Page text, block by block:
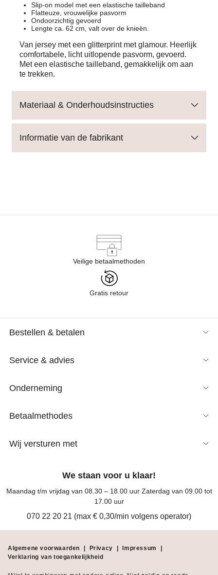
Slip-on model met een elastische tailleband
Flatteuze, vrouwelijke pasvorm
Ondoorzichtig gevoerd
Lengte ca. 62 cm, valt over de knieën.
Van jersey met een glitterprint met glamour. Heerlijk
comfortabele, licht uitlopende pasvorm, gevoerd.
Met een elastische tailleband, gemakkelijk om aan
te trekken.
Materiaal & Onderhoudsinstructies
Informatie van de fabrikant
Veilige betaalmethoden
Gratis retour
Bestellen & betalen
Service & advies
Onderneming
Betaalmethodes
Wij versturen met
We staan voor u klaar!
Maandag t/m vrijdag van 08.30 – 18.00 uur Zaterdag van 09.00 tot
17.00 uur
070 22 20 21 (max € 0,30/min volgens operator)
Algemene voorwaarden | Privacy | Impressum
|
Verklaring van toegankelijkheid